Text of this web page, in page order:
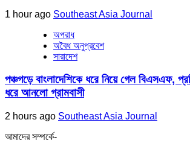
1 hour ago Southeast Asia Journal
অপরাধ
অবৈধ অনুপ্রবেশ
সারাদেশ
পঞ্চগড়ে বাংলাদেশিকে ধরে নিয়ে গেল বিএসএফ,
ধরে আনলো গ্রামবাসী
2 hours ago Southeast Asia Journal
আমাদের সম্পর্কে-